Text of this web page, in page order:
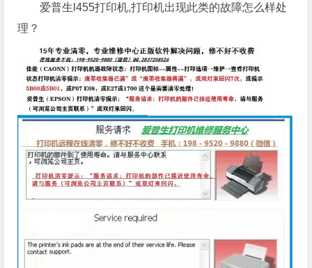
爱普生l455打印机,打印机出现此类的故障怎么样处
理？